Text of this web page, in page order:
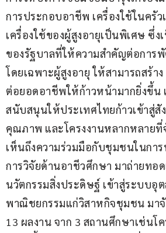
การประกอบอาชีพ เครื่องใช้ในครั
เครื่องใช้ของผู้สูงอายุเป็นพิเศษ ซึ่ง
ของรัฐบาลที่ให้ความสำคัญต่อการ
โดยเฉพาะผู้สูงอายุ ให้สามารถสร้า
ต่อยอดอาชีพให้ก้าวหน้ามากยิ่งขึ้น
สนับสนุนให้ประเทศไทยก้าวเข้าสู่สั
คุณภาพ และโครงงานหลากหลายที่
เห็นถึงความร่วมมือกับชุมชนในการ
การวิจัยด้านอาชีวศึกษา มาถ่ายทอ
นวัตกรรมสิ่งประดิษฐ์ เข้าสู่ระบบอุ
พาณิชยกรรมแก่วิสาหกิจชุมชน มา
13 ผลงาน จาก 3 สถานศึกษาเช่นโ